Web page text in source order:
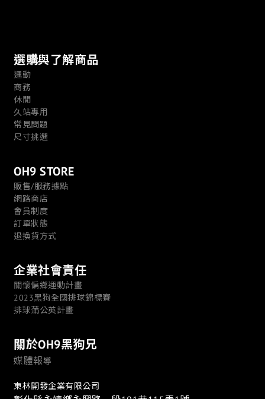
選購與了解商品
運動
商務
休閒
久站專用
常見問題
尺寸挑選
OH9 STORE
販售/服務據點
網路商店
會員制度
訂單狀態
退換貨方式
企業社會責任
關懷偏鄉運動計畫
2023黑狗全國排球錦標賽
排球蒲公英計畫
關於OH9黑狗兄
媒體報導
東林開發企業有限公司